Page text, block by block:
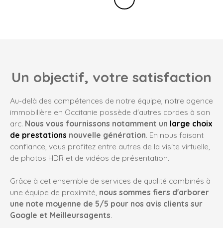
Un objectif, votre satisfaction
Au-delà des compétences de notre équipe, notre agence
immobilière en Occitanie possède d'autres cordes à son
arc. Nous vous fournissons notamment un large choix
de prestations nouvelle génération. En nous faisant
confiance, vous profitez entre autres de la visite virtuelle,
de photos HDR et de vidéos de présentation.
Grâce à cet ensemble de services de qualité combinés à
une équipe de proximité, nous sommes fiers d'arborer
une note moyenne de 5/5 pour nos avis clients sur
Google et Meilleursagents.